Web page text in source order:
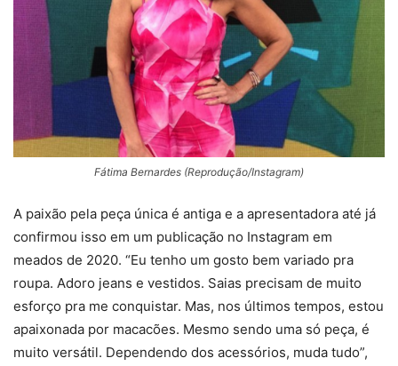
Fátima Bernardes (Reprodução/Instagram)
A paixão pela peça única é antiga e a apresentadora até já
confirmou isso em um publicação no Instagram em
meados de 2020. “Eu tenho um gosto bem variado pra
roupa. Adoro jeans e vestidos. Saias precisam de muito
esforço pra me conquistar. Mas, nos últimos tempos, estou
apaixonada por macacões. Mesmo sendo uma só peça, é
muito versátil. Dependendo dos acessórios, muda tudo”,